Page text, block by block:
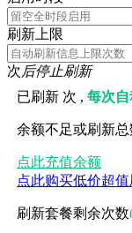
刷新上限
次 后停止刷新
已刷新 次 ,每次
余额不足或刷新
点此充值余额
点此购买低价超
刷新套餐剩余次数